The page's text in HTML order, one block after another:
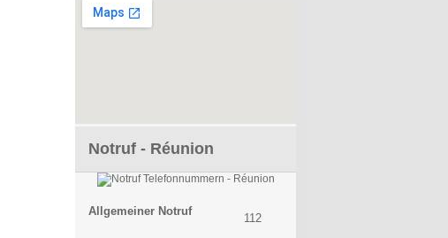
Notruf - Réunion
Allgemeiner Notruf
112